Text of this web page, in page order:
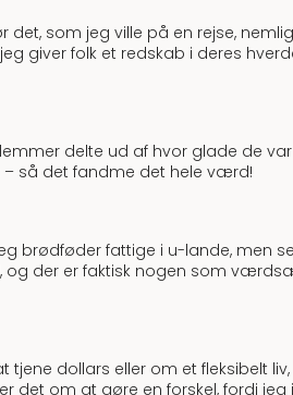
som jeg ville på en rejse,
giver folk et redskab i deres
delte ud af hvor glade de
så det fandme det hele værd!
brødføder fattige i u-lande, men
og der er faktisk nogen som
dollars eller om et fleksibelt
det om at gøre en forskel, fordi